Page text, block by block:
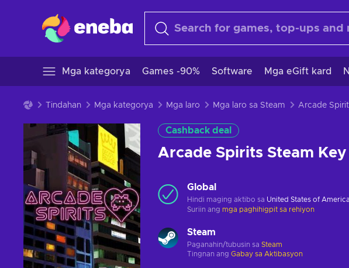
Mga kategorya Games -90% Software Mga eGift kard
Tindahan Mga kategorya Mga laro Mga laro sa Steam
Cashback deal
Arcade Spirits Steam Key
Global
Hindi maging aktibo sa United States of America
Suriin ang mga paghihigpit sa rehiyon
Steam
Paganahin/tubusin sa Steam
Tingnan ang Gabay sa Aktibasyon